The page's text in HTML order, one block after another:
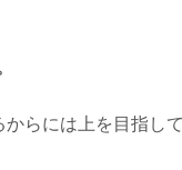
らには上を目指し